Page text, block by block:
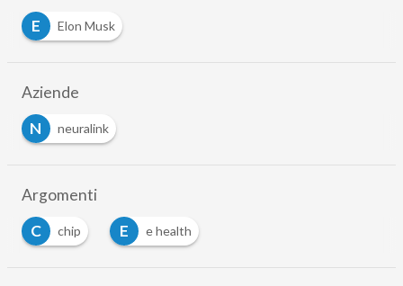
E
Elon Musk
Aziende
N
neuralink
Argomenti
C
chip E e health